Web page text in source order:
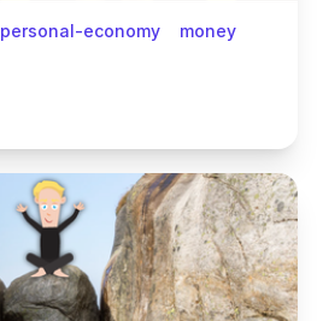
personal-economy money